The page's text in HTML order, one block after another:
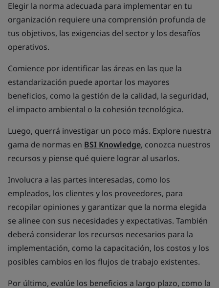
Elegir la norma adecuada para implementar en tu
organización requiere una comprensión profunda de
tus objetivos, las exigencias del sector y los desafíos
operativos.
Comience por identificar las áreas en las que la
estandarización puede aportar los mayores
beneficios, como la gestión de la calidad, la seguridad,
el impacto ambiental o la cohesión tecnológica.
Luego, querrá investigar un poco más. Explore nuestra
gama de normas en BSI Knowledge, conozca nuestros
recursos y piense qué quiere lograr al usarlos.
Involucra a las partes interesadas, como los
empleados, los clientes y los proveedores, para
recopilar opiniones y garantizar que la norma elegida
se alinee con sus necesidades y expectativas. También
deberá considerar los recursos necesarios para la
implementación, como la capacitación, los costos y los
posibles cambios en los flujos de trabajo existentes.
Por último, evalúe los beneficios a largo plazo, como la